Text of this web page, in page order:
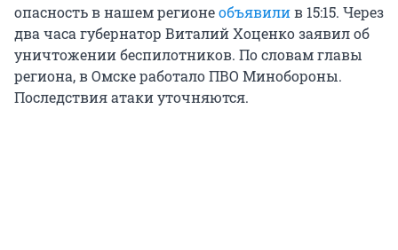
опасность в нашем регионеобъявилив 15:15. Через
два часа губернатор Виталий Хоценко заявил об
уничтожении беспилотников. По словам главы
региона, в Омске работало ПВО Минобороны.
Последствия атаки уточняются.